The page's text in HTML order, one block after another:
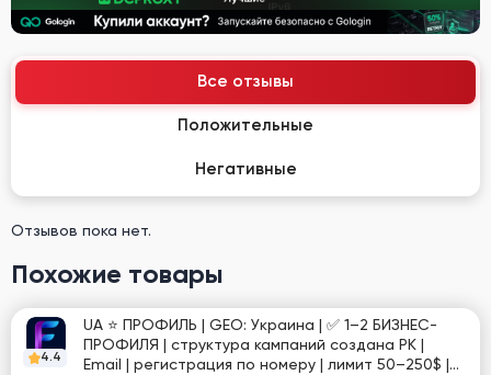
Все отзывы
Положительные
Негативные
Отзывов пока нет.
Похожие товары
4.4
UA ⭐️ ПРОФИЛЬ | GEO: Украина | ✅ 1–2 БИЗНЕС-
ПРОФИЛЯ | структура кампаний создана РК |
Email | регистрация по номеру | лимит 50–250$ |